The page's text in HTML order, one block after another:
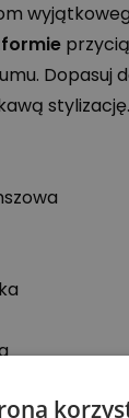
Dopasuj
stylizację.